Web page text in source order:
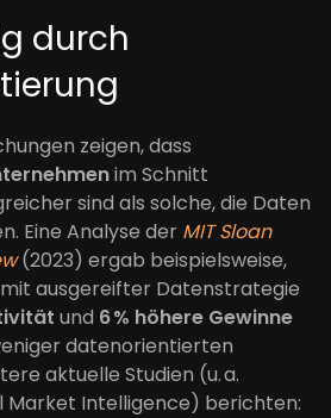
durch
zeigen, dass
im Schnitt
sind als solche, die Daten
Eine Analyse der MIT Sloan
(2023) ergab beispielsweise,
ausgereifter Datenstrategie
und 6 % höhere Gewinne
datenorientierten
aktuelle Studien (u. a.
Market Intelligence) berichten: